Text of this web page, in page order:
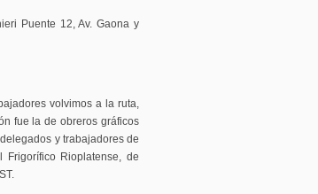
Puente 12, Av. Gaona y
volvimos a la ruta,
fue la de obreros gráficos
y trabajadores de
Rioplatense, de